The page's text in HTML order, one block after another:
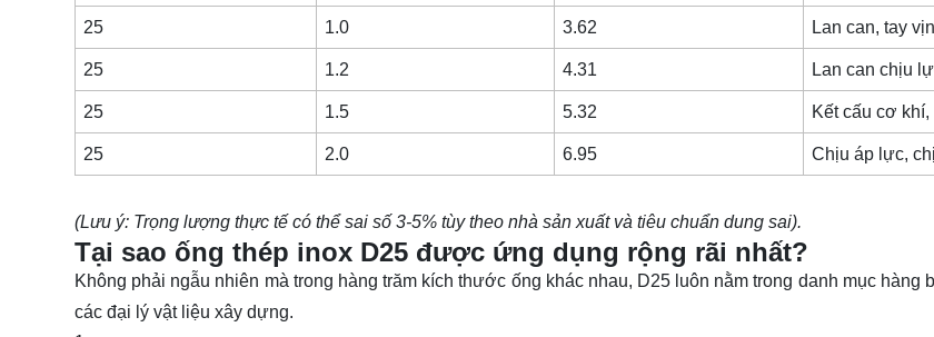
25 1.0 3.62 Lan can, tay
25 1.2 4.31 Lan can chịu
25 1.5 5.32 Kết cấu cơ khí,
25 2.0 6.95 Chịu áp lực,
(Lưu ý: Trọng lượng thực tế có thể sai số 3-5% tùy theo nhà sản xuất và tiêu chuẩn dung sai).
Tại sao ống thép inox D25 được ứng dụng rộng rãi nhất?
Không phải ngẫu nhiên mà trong hàng trăm kích thước ống khác nhau, D25 luôn nằm trong danh mục hàng
các đại lý vật liệu xây dựng.